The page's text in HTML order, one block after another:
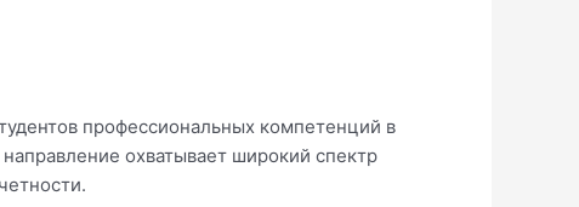
профессиональных компетенций в
охватывает широкий спектр